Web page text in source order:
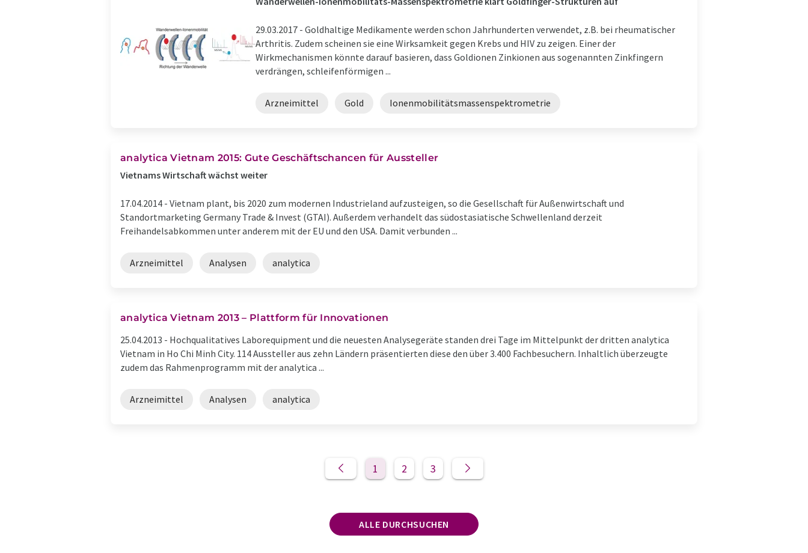
29.03.2017 - Goldhaltige Medikamente werden schon Jahrhunderten verwendet, z.B. bei rheumatischer
Arthritis. Zudem scheinen sie eine Wirksamkeit gegen Krebs und HIV zu zeigen. Einer der
Wirkmechanismen könnte darauf basieren, dass Goldionen Zinkionen aus sogenannten Zinkfingern
verdrängen, schleifenförmigen ...
Arzneimittel Gold Ionenmobilitätsmassenspektrometrie
analytica Vietnam 2015: Gute Geschäftschancen für Aussteller
Vietnams Wirtschaft wächst weiter
17.04.2014 - Vietnam plant, bis 2020 zum modernen Industrieland aufzusteigen, so die Gesellschaft für Außenwirtschaft und
Standortmarketing Germany Trade & Invest (GTAI). Außerdem verhandelt das südostasiatische Schwellenland derzeit
Freihandelsabkommen unter anderem mit der EU und den USA. Damit verbunden ...
Arzneimittel Analysen analytica
analytica Vietnam 2013 – Plattform für Innovationen
25.04.2013 - Hochqualitatives Laborequipment und die neuesten Analysegeräte standen drei Tage im Mittelpunkt der dritten analytica
Vietnam in Ho Chi Minh City. 114 Aussteller aus zehn Ländern präsentierten diese den über 3.400 Fachbesuchern. Inhaltlich überzeugte
zudem das Rahmenprogramm mit der analytica ...
Arzneimittel Analysen analytica
1 2 3
ALLE DURCHSUCHEN